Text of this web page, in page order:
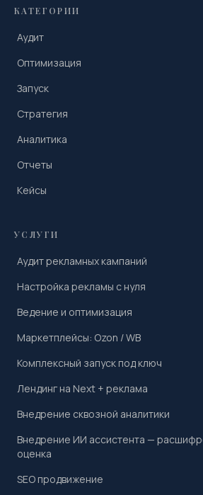
КАТЕГОРИИ
Аудит
Оптимизация
Запуск
Стратегия
Аналитика
Отчеты
Кейсы
УСЛУГИ
Аудит рекламных кампаний
Настройка рекламы с нуля
Ведение и оптимизация
Маркетплейсы: Ozon / WB
Комплексный запуск под ключ
Лендинг на Next + реклама
Внедрение сквозной аналитики
Внедрение ИИ ассистента —
оценка
SEO продвижение